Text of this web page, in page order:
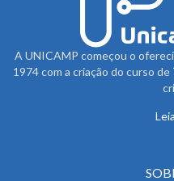
A UNICAMP começou o
1974 com a criação do curso